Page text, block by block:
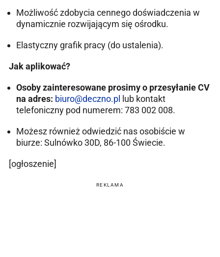
Możliwość zdobycia cennego doświadczenia w
dynamicznie rozwijającym się ośrodku.
Elastyczny grafik pracy (do ustalenia).
Jak aplikować?
Osoby zainteresowane prosimy o przesyłanie CV
na adres: biuro@deczno.pl
lub kontakt
telefoniczny pod numerem: 783 002 008.
Możesz również odwiedzić nas osobiście w
biurze: Sulnówko 30D, 86-100 Świecie.
[ogłoszenie]
REKLAMA